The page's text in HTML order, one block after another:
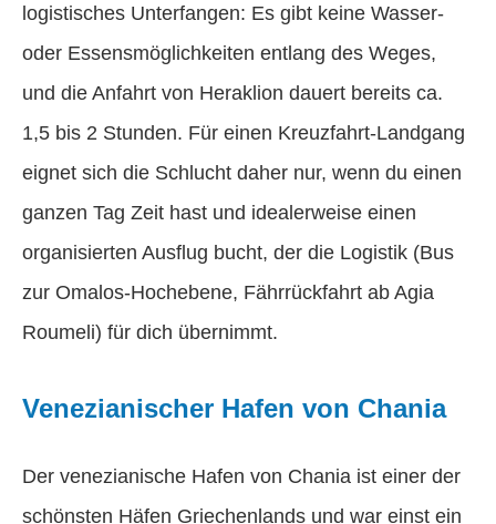
logistisches Unterfangen: Es gibt keine Wasser-
oder Essensmöglichkeiten entlang des Weges,
und die Anfahrt von Heraklion dauert bereits ca.
1,5 bis 2 Stunden. Für einen Kreuzfahrt-Landgang
eignet sich die Schlucht daher nur, wenn du einen
ganzen Tag Zeit hast und idealerweise einen
organisierten Ausflug bucht, der die Logistik (Bus
zur Omalos-Hochebene, Fährrückfahrt ab Agia
Roumeli) für dich übernimmt.
Venezianischer Hafen von Chania
Der venezianische Hafen von Chania ist einer der
schönsten Häfen Griechenlands und war einst ein